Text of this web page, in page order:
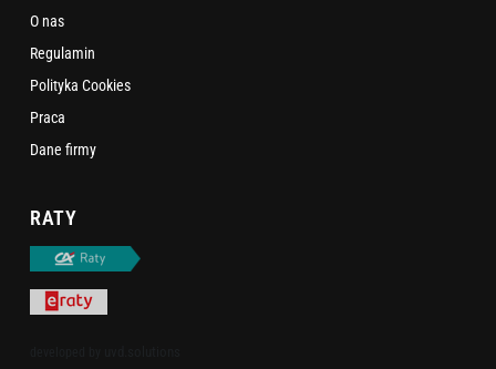
O nas
Regulamin
Polityka Cookies
Praca
Dane firmy
RATY